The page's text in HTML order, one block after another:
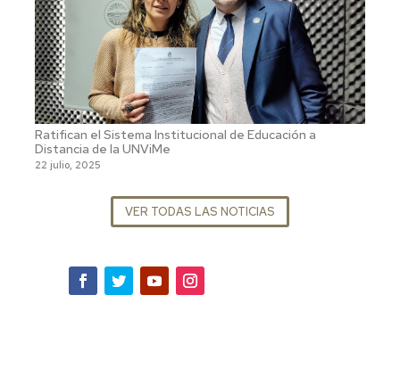
Ratifican el Sistema Institucional de Educación a
Distancia de la UNViMe
22 julio, 2025
VER TODAS LAS NOTICIAS